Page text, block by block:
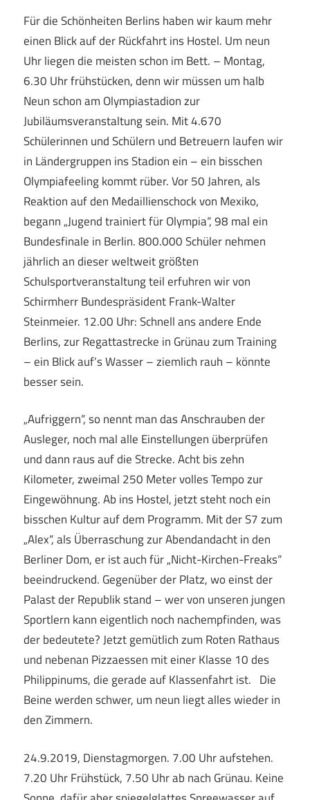
Für die Schönheiten Berlins haben wir kaum mehr
einen Blick auf der Rückfahrt ins Hostel. Um neun
Uhr liegen die meisten schon im Bett. – Montag,
6.30 Uhr frühstücken, denn wir müssen um halb
Neun schon am Olympiastadion zur
Jubiläumsveranstaltung sein. Mit 4.670
Schülerinnen und Schülern und Betreuern laufen wir
in Ländergruppen ins Stadion ein – ein bisschen
Olympiafeeling kommt rüber. Vor 50 Jahren, als
Reaktion auf den Medaillienschock von Mexiko,
begann „Jugend trainiert für Olympia“, 98 mal ein
Bundesfinale in Berlin. 800.000 Schüler nehmen
jährlich an dieser weltweit größten
Schulsportveranstaltung teil erfuhren wir von
Schirmherr Bundespräsident Frank-Walter
Steinmeier. 12.00 Uhr: Schnell ans andere Ende
Berlins, zur Regattastrecke in Grünau zum Training
– ein Blick auf’s Wasser – ziemlich rauh – könnte
besser sein.
„Aufriggern“, so nennt man das Anschrauben der
Ausleger, noch mal alle Einstellungen überprüfen
und dann raus auf die Strecke. Acht bis zehn
Kilometer, zweimal 250 Meter volles Tempo zur
Eingewöhnung. Ab ins Hostel, jetzt steht noch ein
bisschen Kultur auf dem Programm. Mit der S7 zum
„Alex“, als Überraschung zur Abendandacht in den
Berliner Dom, er ist auch für „Nicht-Kirchen-Freaks“
beeindruckend. Gegenüber der Platz, wo einst der
Palast der Republik stand – wer von unseren jungen
Sportlern kann eigentlich noch nachempfinden, was
der bedeutete? Jetzt gemütlich zum Roten Rathaus
und nebenan Pizzaessen mit einer Klasse 10 des
Philippinums, die gerade auf Klassenfahrt ist. Die
Beine werden schwer, um neun liegt alles wieder in
den Zimmern.
24.9.2019, Dienstagmorgen. 7.00 Uhr aufstehen.
7.20 Uhr Frühstück, 7.50 Uhr ab nach Grünau. Keine